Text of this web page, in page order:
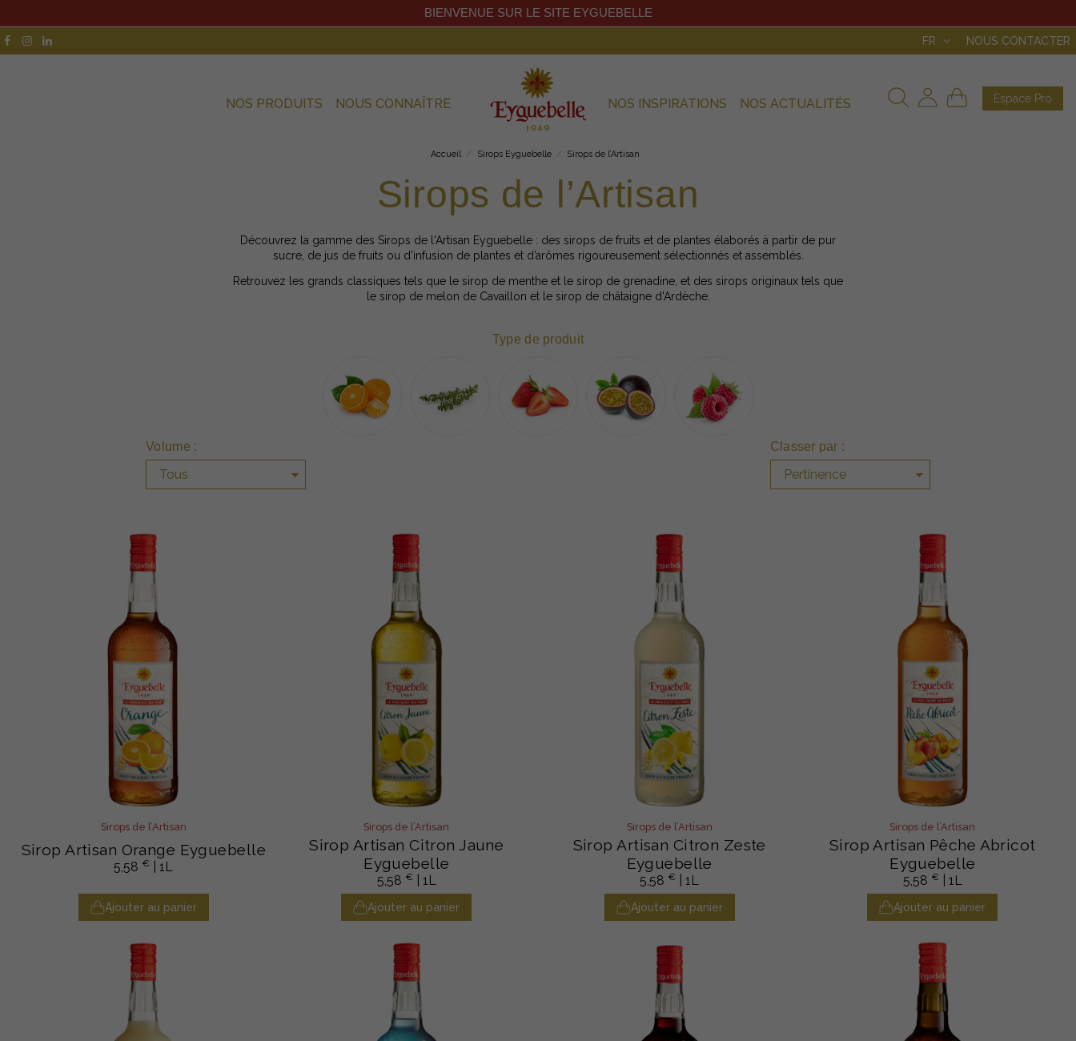
FR NOUS CONTACTER
Espace Pro
NOS PRODUITS NOUS CONNAÎTRE NOS INSPIRATIONS NOS ACTUALITÉS
BIENVENUE SUR LE SITE EYGUEBELLE
Accueil Sirops Eyguebelle Sirops de l’Artisan
Sirops de l’Artisan
Découvrez la gamme des Sirops de l'Artisan Eyguebelle : des sirops de fruits et de plantes élaborés à partir de pur
sucre, de jus de fruits ou d'infusion de plantes et d’arômes rigoureusement sélectionnés et assemblés.
Retrouvez les grands classiques tels que le sirop de menthe et le sirop de grenadine, et des sirops originaux tels que
le sirop de melon de Cavaillon et le sirop de châtaigne d'Ardèche.
Type de produit
Volume : Classer par :
Pertinence
Sirops de l’Artisan
Sirop Artisan Orange Eyguebelle
5,58 € | 1L
Ajouter au panier
Sirops de l’Artisan
Sirop Artisan Citron Jaune
Eyguebelle
5,58 € | 1L
Ajouter au panier
Sirops de l’Artisan
Sirop Artisan Citron Zeste
Eyguebelle
5,58 € | 1L
Ajouter au panier
Sirops de l’Artisan
Sirop Artisan Pêche Abricot
Eyguebelle
5,58 € | 1L
Ajouter au panier